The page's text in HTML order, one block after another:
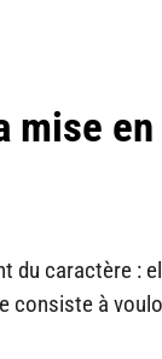
mise
du caractère :
consiste à